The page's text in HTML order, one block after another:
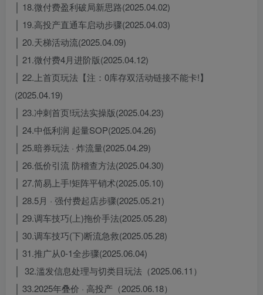
│ 18.微付费盈利破局新思路(2025.04.02)
│ 19.高投产直通车启动步骤(2025.04.03)
│ 20.天梯活动流(2025.04.09)
│ 21.微付费4月进阶版(2025.04.12)
│ 22.上首页玩法【注：0库存双活动链接不能卡!】
(2025.04.19)
│ 23.冲刺首页!玩法实操版(2025.04.23)
│ 24.中低利润 起量SOP(2025.04.26)
│ 25.暗券玩法 · 炸流量(2025.04.29)
│ 26.低价引流 防稽查方法(2025.04.30)
│ 27.简易上手!矩阵平销术(2025.05.10)
│ 28.5月 · 强付费起店步骤(2025.05.21)
│ 29.调车技巧(上)拖价手法(2025.05.28)
│ 30.调车技巧(下)断流急救(2025.05.28)
│ 31.推广从0-1全步骤(2025.06.04)
│ 32.滥发信息处理与切类目玩法（2025.06.11）
│ 33.2025年叠价 · 高投产（2025.06.18）